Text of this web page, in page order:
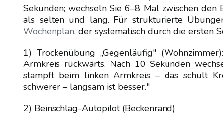
Sekunden; wechseln Sie 6–8 Mal zwischen
als selten und lang. Für strukturierte
Wochenplan, der systematisch durch die ersten
1) Trockenübung „Gegenläufig"
Armkreis rückwärts. Nach 10 Sekunden
stampft beim linken Armkreis – das schult
schwerer – langsam ist besser."
2) Beinschlag-Autopilot (Beckenrand)